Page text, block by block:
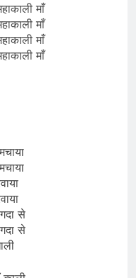
माँ
माँ
माँ
माँ
से
से